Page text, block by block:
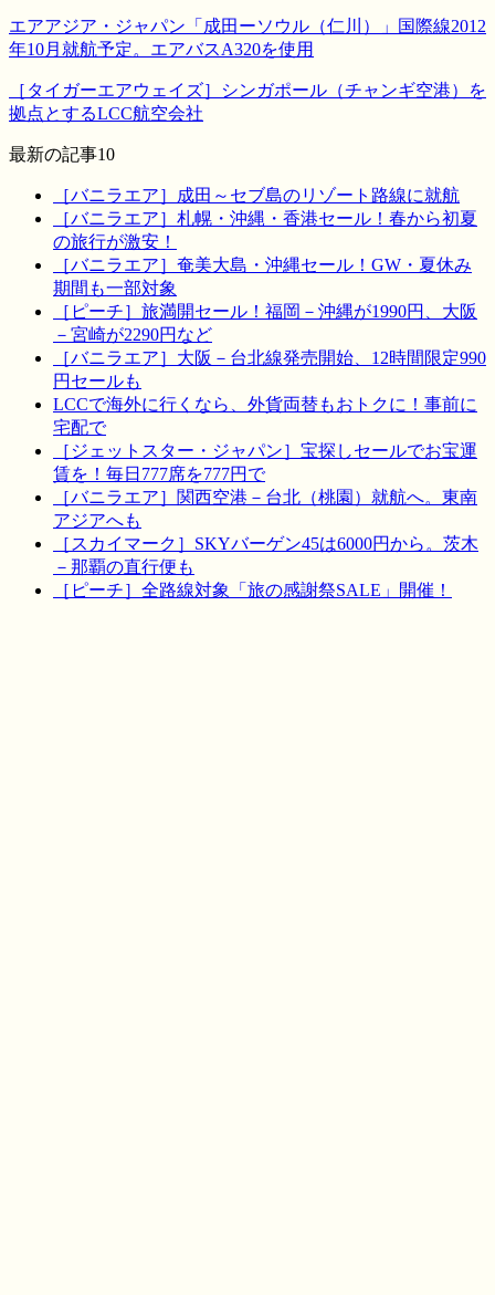
エアアジア・ジャパン「成田ーソウル（仁川）」国際線2012
年10月就航予定。エアバスA320を使用
［タイガーエアウェイズ］シンガポール（チャンギ空港）を
拠点とするLCC航空会社
最新の記事10
［バニラエア］成田～セブ島のリゾート路線に就航
［バニラエア］札幌・沖縄・香港セール！春から初夏
の旅行が激安！
［バニラエア］奄美大島・沖縄セール！GW・夏休み
期間も一部対象
［ピーチ］旅満開セール！福岡－沖縄が1990円、大阪
－宮崎が2290円など
［バニラエア］大阪－台北線発売開始、12時間限定990
円セールも
LCCで海外に行くなら、外貨両替もおトクに！事前に
宅配で
［ジェットスター・ジャパン］宝探しセールでお宝運
賃を！毎日777席を777円で
［バニラエア］関西空港－台北（桃園）就航へ。東南
アジアへも
［スカイマーク］SKYバーゲン45は6000円から。茨木
－那覇の直行便も
［ピーチ］全路線対象「旅の感謝祭SALE」開催！